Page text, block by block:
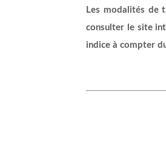
Les modalités de
consulter le site
indice à compter